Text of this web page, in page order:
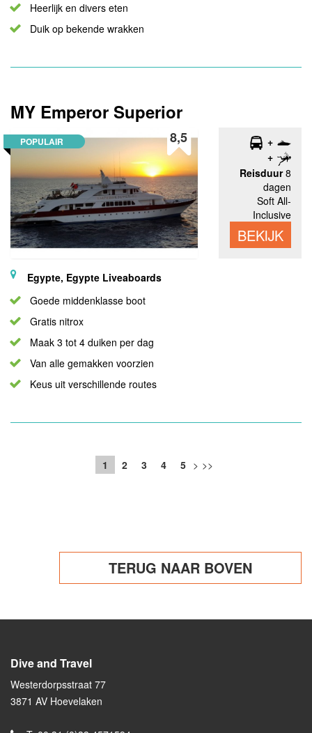
Heerlijk en divers eten
Duik op bekende wrakken
MY Emperor Superior
POPULAIR 8,5
Reisduur8
dagen
Soft All-
Inclusive
BEKIJK
Egypte, Egypte Liveaboards
Goede middenklasse boot
Gratis nitrox
Maak 3 tot 4 duiken per dag
Van alle gemakken voorzien
Keus uit verschillende routes
1 2 3 4 5 > >>
TERUG NAAR BOVEN
Dive and Travel
Westerdorpsstraat 77
3871 AV Hoevelaken